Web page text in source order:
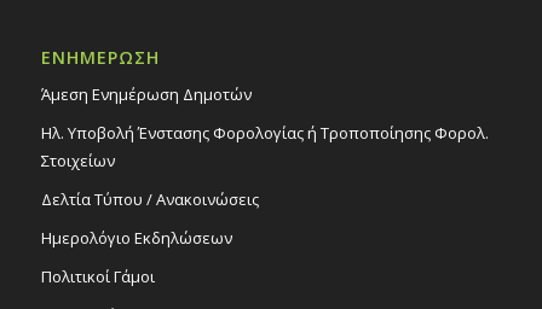
ΦΕΒ
15
Θεατρική παράσταση «Κόμα Δράκουλας»,
19:30
Δημοτικό Θέατρο Στροβόλου
17
Ενοριακό Συμβούλιο Δασούπολης: Ο
ΕΝΗΜΕΡΩΣΗ
Άμεση Ενημέρωση Δημοτών
Ηλ. Υποβολή Ένστασης Φορολογίας ή Τροποποίησης Φορολ.
Στοιχείων
Δελτία Τύπου / Ανακοινώσεις
Ημερολόγιο Εκδηλώσεων
Πολιτικοί Γάμοι